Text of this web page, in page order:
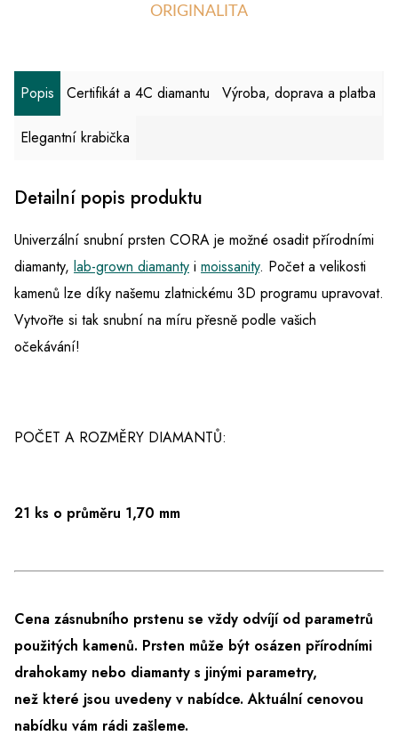
ORIGINALITA
Popis Certifikát a 4C diamantu Výroba, doprava a platba
Elegantní krabička
Detailní popis produktu
Univerzální snubní prsten CORA je možné osadit přírodními
diamanty, lab-grown diamanty i moissanity. Počet a velikosti
kamenů lze díky našemu zlatnickému 3D programu upravovat.
Vytvořte si tak snubní na míru přesně podle vašich
očekávání!
POČET A ROZMĚRY DIAMANTŮ:
21 ks o průměru 1,70 mm
Cena zásnubního prstenu se vždy odvíjí od parametrů
použitých kamenů. Prsten může být osázen přírodními
drahokamy nebo diamanty s jinými parametry,
než které jsou uvedeny v nabídce.Aktuální cenovou
nabídku vám rádi zašleme.